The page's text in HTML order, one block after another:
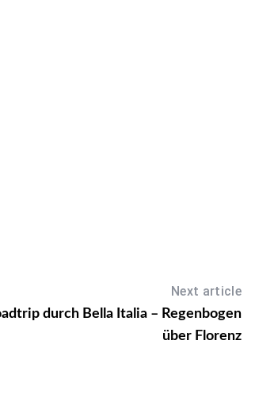
Next article
durch Bella Italia – Regenbogen
über Florenz